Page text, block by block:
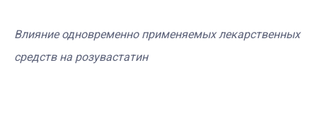
Влияние одновременно применяемых лекарственных
средств на розувастатин